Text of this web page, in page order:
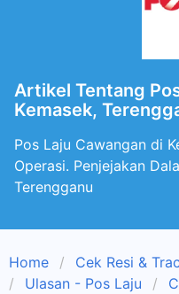
Artikel Tentang
Kemasek,
Pos Laju Cawangan di
Operasi. Penjejakan
Terengganu
Home
Cek Resi &
Ulasan - Pos Laju